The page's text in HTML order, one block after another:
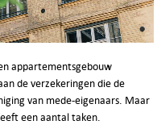
appartementsgebouw
de verzekeringen die de
van mede-eigenaars. Maar
een aantal taken.